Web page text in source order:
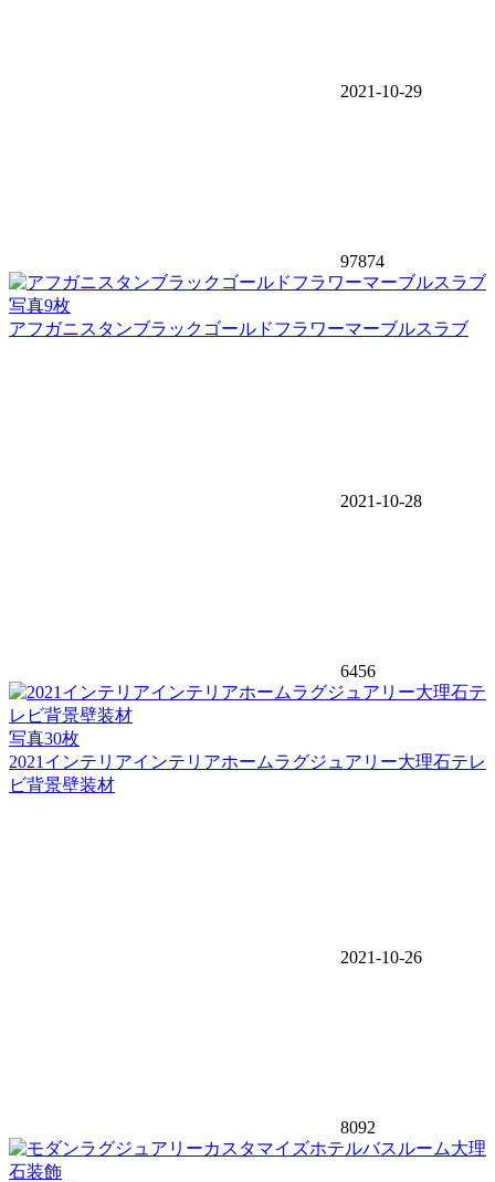
2021-10-29
97874
写真9枚
アフガニスタンブラックゴールドフラワーマーブルスラブ
2021-10-28
6456
写真30枚
2021インテリアインテリアホームラグジュアリー大理石テレ
ビ背景壁装材
2021-10-26
8092